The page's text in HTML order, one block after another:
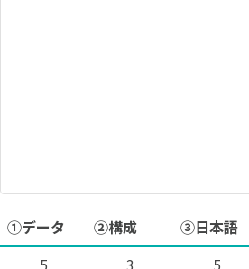
①データ ②構成 ③日本語
5
3 5